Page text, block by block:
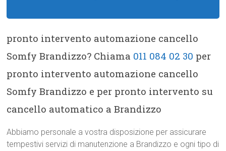
pronto intervento automazione cancello
Somfy Brandizzo? Chiama 011 084 02 30 per
pronto intervento automazione cancello
Somfy Brandizzo e per pronto intervento su
cancello automatico a Brandizzo
Abbiamo personale a vostra disposizione per assicurare
tempestivi servizi di manutenzione a Brandizzo e ogni tipo di